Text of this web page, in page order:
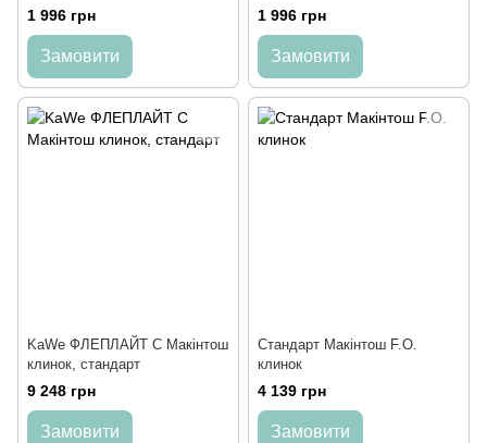
1 996 грн
Замовити
1 996 грн
Замовити
KaWe ФЛЕПЛАЙТ C Макінтош
клинок, стандарт
9 248 грн
Замовити
Cтандарт Макінтош F.O.
клинок
4 139 грн
Замовити